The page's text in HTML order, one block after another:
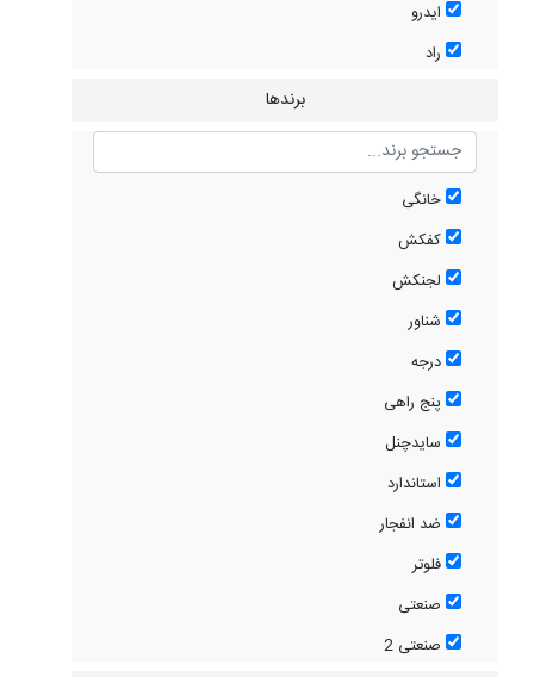
ایدرو
راد
برندها
خانگی
کفکش
لجنکش
شناور
درجه
پنج راهی
سایدچنل
استاندارد
ضد انفجار
فلوتر
صنعتی
صنعتی 2